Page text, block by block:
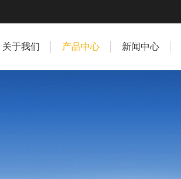
关于我们 产品中心 新闻中心